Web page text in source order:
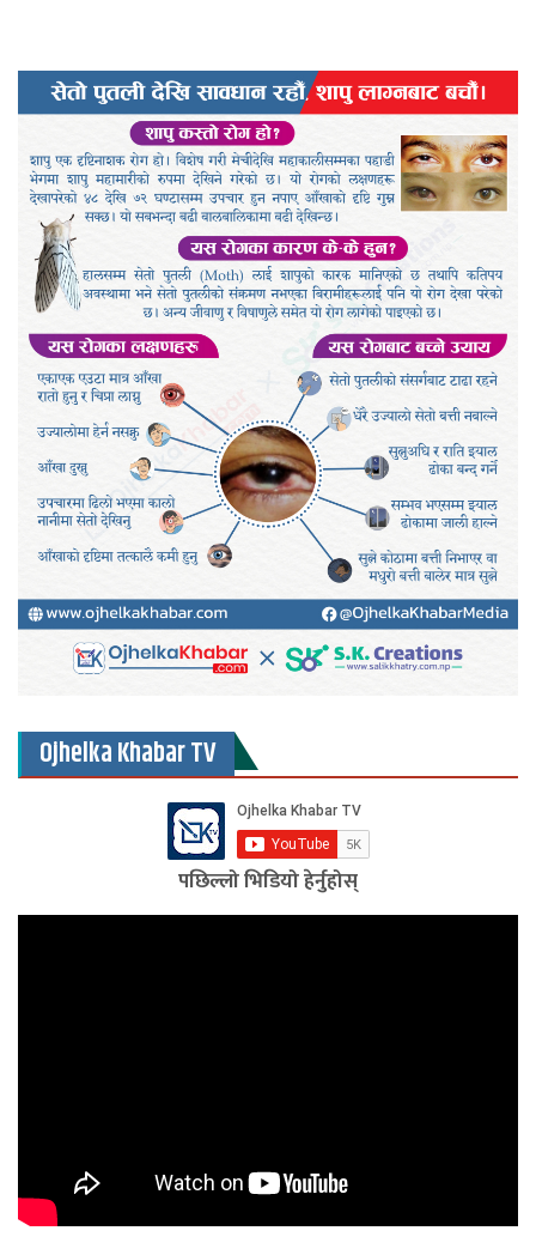
Ojhelka Khabar TV
पछिल्लो भिडियो हेर्नुहोस्